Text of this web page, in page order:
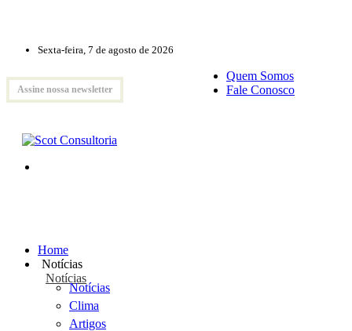
Sexta-feira, 7 de agosto de 2026
Assine nossa newsletter
Quem Somos
Fale Conosco
Home
Notícias
Notícias
Notícias
Clima
Artigos